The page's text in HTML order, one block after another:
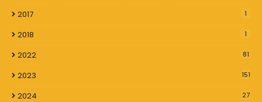
2017 1
2018 1
2022 81
2023 151
2024
27